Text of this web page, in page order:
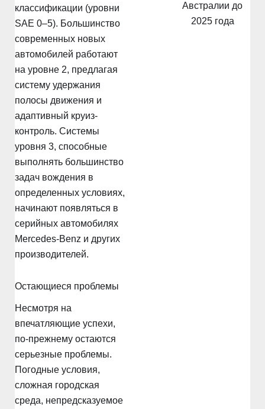
классификации (уровни
SAE 0–5). Большинство
современных новых
автомобилей работают
на уровне 2, предлагая
систему удержания
полосы движения и
адаптивный круиз-
контроль. Системы
уровня 3, способные
выполнять большинство
задач вождения в
определенных условиях,
начинают появляться в
серийных автомобилях
Mercedes-Benz и других
производителей.
Остающиеся проблемы
Несмотря на
впечатляющие успехи,
по-прежнему остаются
серьезные проблемы.
Погодные условия,
сложная городская
среда, непредсказуемое
Австралии до
2025 года